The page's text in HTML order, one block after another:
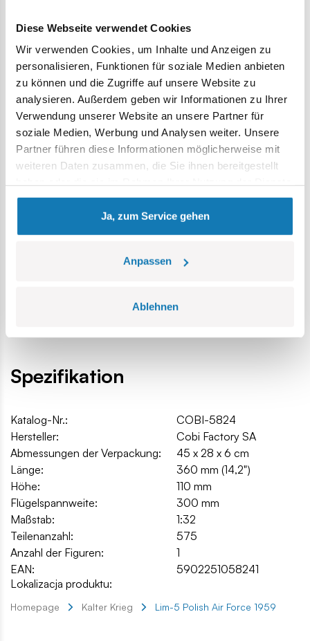
Diese Webseite verwendet Cookies
Wir verwenden Cookies, um Inhalte und Anzeigen zu
personalisieren, Funktionen für soziale Medien anbieten
zu können und die Zugriffe auf unsere Website zu
analysieren. Außerdem geben wir Informationen zu Ihrer
Verwendung unserer Website an unsere Partner für
soziale Medien, Werbung und Analysen weiter. Unsere
Partner führen diese Informationen möglicherweise mit
weiteren Daten zusammen, die Sie ihnen bereitgestellt
gesammelt haben.
Ja, zum Service gehen
Anpassen
Ablehnen
Das Set wurde vollständig in Polen in der Europäischen
575 hochwertige Elemente,
hergestellt in der EU von einem Unternehmen mit über
20-jähriger Tradition,
die Sicherheitsstandards für Produkte für Kinder erfüllen,
voll kompatibel mit Klemm-Bausteinen anderer Marken,
Blöcke mit Aufdruck verformen sich nicht und verblassen
nicht beim Spielen oder unter Temperatureinfluss,
klare und intuitive Anleitung basierend auf Zeichnungen
und Symbolen,
100% Drucke, keine Aufkleber,
Blockausstellungsstand,
360 mm x 300 mm x 110 mm
Spezifikation
Katalog-Nr.:
COBI-5824
Hersteller:
Cobi Factory SA
Abmessungen der Verpackung:
45 x 28 x 6 cm
Länge:
360 mm (14,2")
Höhe:
110 mm
Flügelspannweite:
300 mm
Maßstab:
1:32
Teilenanzahl:
575
Anzahl der Figuren:
1
EAN:
5902251058241
Lokalizacja produktu:
Homepage Kalter Krieg Lim-5 Polish Air Force 1959